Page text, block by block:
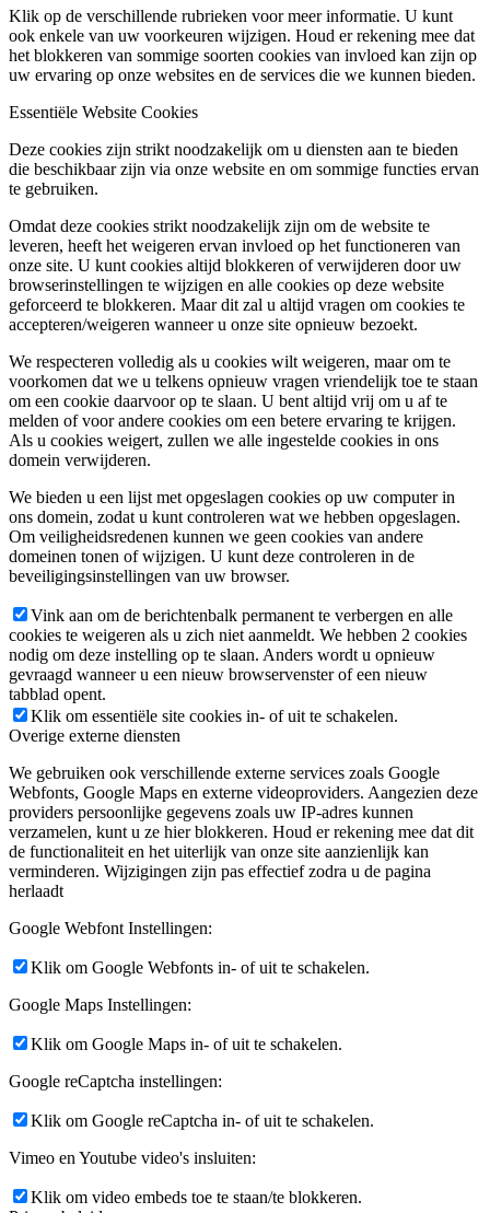
Klik op de verschillende rubrieken voor meer informatie. U kunt
ook enkele van uw voorkeuren wijzigen. Houd er rekening mee dat
het blokkeren van sommige soorten cookies van invloed kan zijn op
uw ervaring op onze websites en de services die we kunnen bieden.
Essentiële Website Cookies
Deze cookies zijn strikt noodzakelijk om u diensten aan te bieden
die beschikbaar zijn via onze website en om sommige functies ervan
te gebruiken.
Omdat deze cookies strikt noodzakelijk zijn om de website te
leveren, heeft het weigeren ervan invloed op het functioneren van
onze site. U kunt cookies altijd blokkeren of verwijderen door uw
browserinstellingen te wijzigen en alle cookies op deze website
geforceerd te blokkeren. Maar dit zal u altijd vragen om cookies te
accepteren/weigeren wanneer u onze site opnieuw bezoekt.
We respecteren volledig als u cookies wilt weigeren, maar om te
voorkomen dat we u telkens opnieuw vragen vriendelijk toe te staan
om een cookie daarvoor op te slaan. U bent altijd vrij om u af te
melden of voor andere cookies om een betere ervaring te krijgen.
Als u cookies weigert, zullen we alle ingestelde cookies in ons
domein verwijderen.
We bieden u een lijst met opgeslagen cookies op uw computer in
ons domein, zodat u kunt controleren wat we hebben opgeslagen.
Om veiligheidsredenen kunnen we geen cookies van andere
domeinen tonen of wijzigen. U kunt deze controleren in de
beveiligingsinstellingen van uw browser.
Vink aan om de berichtenbalk permanent te verbergen en alle
cookies te weigeren als u zich niet aanmeldt. We hebben 2 cookies
nodig om deze instelling op te slaan. Anders wordt u opnieuw
gevraagd wanneer u een nieuw browservenster of een nieuw
tabblad opent.
Klik om essentiële site cookies in- of uit te schakelen.
Overige externe diensten
We gebruiken ook verschillende externe services zoals Google
Webfonts, Google Maps en externe videoproviders. Aangezien deze
providers persoonlijke gegevens zoals uw IP-adres kunnen
verzamelen, kunt u ze hier blokkeren. Houd er rekening mee dat dit
de functionaliteit en het uiterlijk van onze site aanzienlijk kan
verminderen. Wijzigingen zijn pas effectief zodra u de pagina
herlaadt
Google Webfont Instellingen:
Klik om Google Webfonts in- of uit te schakelen.
Google Maps Instellingen:
Klik om Google Maps in- of uit te schakelen.
Google reCaptcha instellingen:
Klik om Google reCaptcha in- of uit te schakelen.
Vimeo en Youtube video's insluiten:
Klik om video embeds toe te staan/te blokkeren.